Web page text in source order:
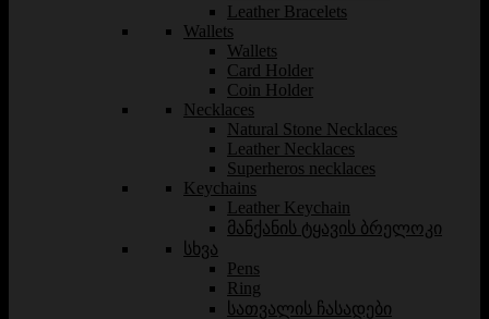
Leather Bracelets
Wallets
Wallets
Card Holder
Coin Holder
Necklaces
Natural Stone Necklaces
Leather Necklaces
Superheros necklaces
Keychains
Leather Keychain
მანქანის ტყავის ბრელოკი
სხვა
Pens
Ring
სათვალის ჩასადები